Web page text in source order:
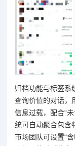
归档功能与标签系
查询价值的对话，
信息过载，配合“
统可自动聚合包含
市场团队可设置“